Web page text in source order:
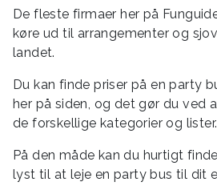
De fleste firmaer her på
køre ud til arrangementer og
landet.
Du kan finde priser på en party
her på siden, og det gør du ved
de forskellige kategorier og lister.
På den måde kan du hurtigt
lyst til at leje en party bus til dit